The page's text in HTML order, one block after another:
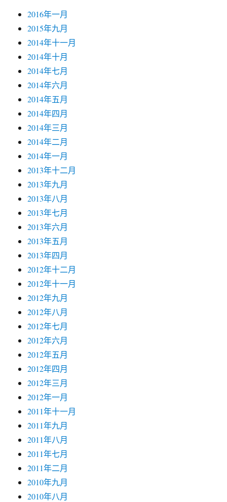
2016年一月
2015年九月
2014年十一月
2014年十月
2014年七月
2014年六月
2014年五月
2014年四月
2014年三月
2014年二月
2014年一月
2013年十二月
2013年九月
2013年八月
2013年七月
2013年六月
2013年五月
2013年四月
2012年十二月
2012年十一月
2012年九月
2012年八月
2012年七月
2012年六月
2012年五月
2012年四月
2012年三月
2012年一月
2011年十一月
2011年九月
2011年八月
2011年七月
2011年二月
2010年九月
2010年八月